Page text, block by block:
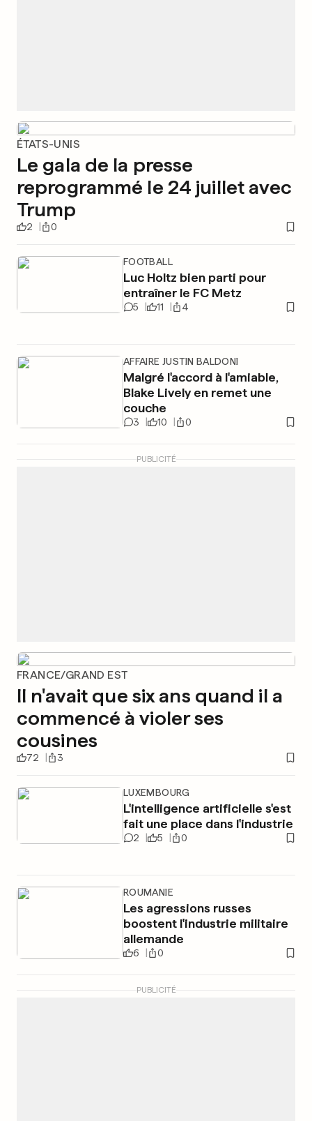
ÉTATS-UNIS
Le gala de la presse
reprogrammé le 24 juillet avec
Trump
2 0
FOOTBALL
Luc Holtz bien parti pour
entraîner le FC Metz
5 11 4
AFFAIRE JUSTIN BALDONI
Malgré l'accord à l'amiable,
Blake Lively en remet une
couche
3 10 0
PUBLICITÉ
FRANCE/GRAND EST
Il n'avait que six ans quand il a
commencé à violer ses
cousines
72 3
LUXEMBOURG
L'intelligence artificielle s'est
fait une place dans l'industrie
2 5 0
ROUMANIE
Les agressions russes
boostent l'industrie militaire
allemande
6 0
PUBLICITÉ